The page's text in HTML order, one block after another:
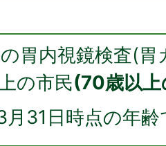
胃内視鏡検査(
の市民(70歳以
月31日時点の年齢